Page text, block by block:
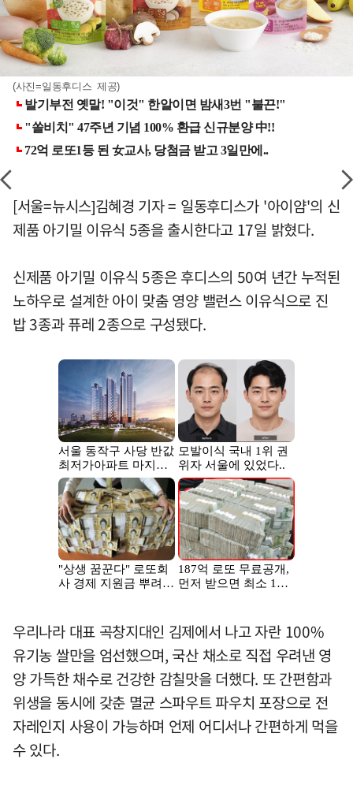
(사진=일동후디스 제공)
[서울=뉴시스]김혜경 기자 = 일동후디스가 '아이얌'의 신
제품 아기밀 이유식 5종을 출시한다고 17일 밝혔다.
신제품 아기밀 이유식 5종은 후디스의 50여 년간 누적된
노하우로 설계한 아이 맞춤 영양 밸런스 이유식으로 진
밥 3종과 퓨레 2종으로 구성됐다.
우리나라 대표 곡창지대인 김제에서 나고 자란 100%
유기농 쌀만을 엄선했으며, 국산 채소로 직접 우려낸 영
양 가득한 채수로 건강한 감칠맛을 더했다. 또 간편함과
위생을 동시에 갖춘 멸균 스파우트 파우치 포장으로 전
자레인지 사용이 가능하며 언제 어디서나 간편하게 먹을
수 있다.